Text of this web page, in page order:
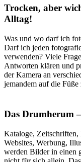
Trocken, aber
Alltag!
Was und wo darf ich
Darf ich jeden
verwenden? Viele
Antworten klären und
der Kamera an
jemandem auf die Füße
Das Drumherum
Kataloge, Zeitschriften,
Websites, Werbung,
werden Bilder in einen